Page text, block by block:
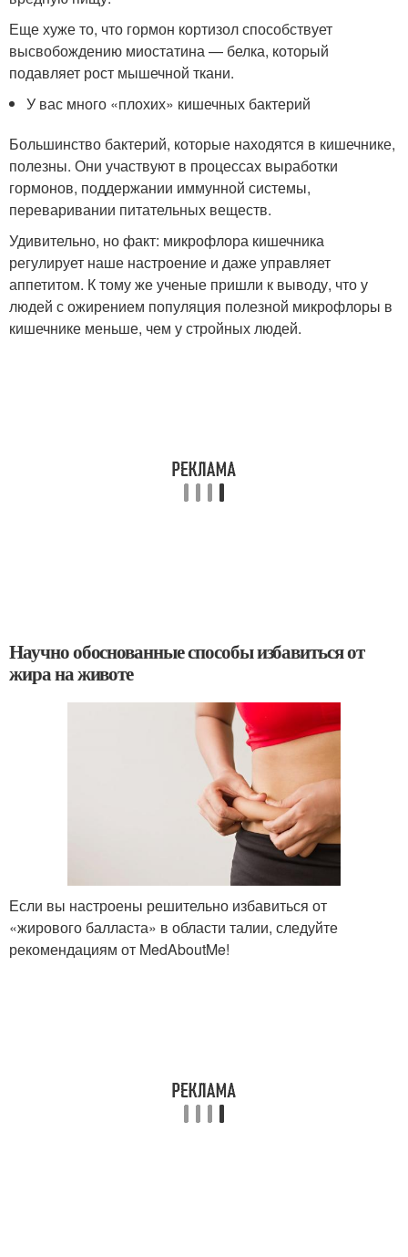
Еще хуже то, что гормон кортизол способствует
высвобождению миостатина — белка, который
подавляет рост мышечной ткани.
У вас много «плохих» кишечных бактерий
Большинство бактерий, которые находятся в кишечнике,
полезны. Они участвуют в процессах выработки
гормонов, поддержании иммунной системы,
переваривании питательных веществ.
Удивительно, но факт: микрофлора кишечника
регулирует наше настроение и даже управляет
аппетитом. К тому же ученые пришли к выводу, что у
людей с ожирением популяция полезной микрофлоры в
кишечнике меньше, чем у стройных людей.
Научно обоснованные способы избавиться от
жира на животе
Если вы настроены решительно избавиться от
«жирового балласта» в области талии, следуйте
рекомендациям от MedAboutMe!